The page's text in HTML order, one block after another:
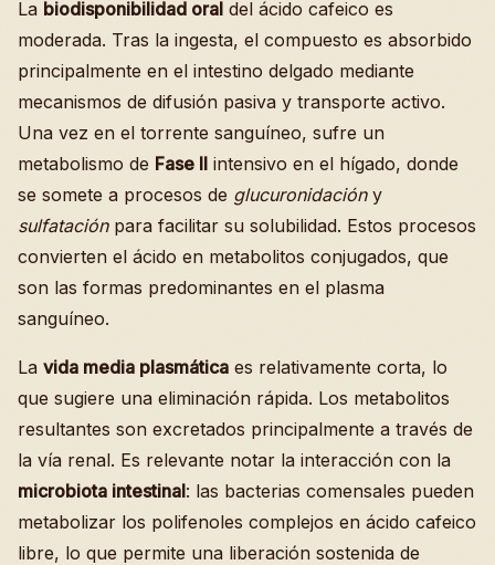
La biodisponibilidad oral del ácido cafeico es
moderada. Tras la ingesta, el compuesto es absorbido
principalmente en el intestino delgado mediante
mecanismos de difusión pasiva y transporte activo.
Una vez en el torrente sanguíneo, sufre un
metabolismo de Fase II intensivo en el hígado, donde
se somete a procesos de glucuronidacióny
sulfataciónpara facilitar su solubilidad. Estos procesos
convierten el ácido en metabolitos conjugados, que
son las formas predominantes en el plasma
sanguíneo.
La vida media plasmática es relativamente corta, lo
que sugiere una eliminación rápida. Los metabolitos
resultantes son excretados principalmente a través de
la vía renal. Es relevante notar la interacción con la
microbiota intestinal: las bacterias comensales pueden
metabolizar los polifenoles complejos en ácido cafeico
libre, lo que permite una liberación sostenida de